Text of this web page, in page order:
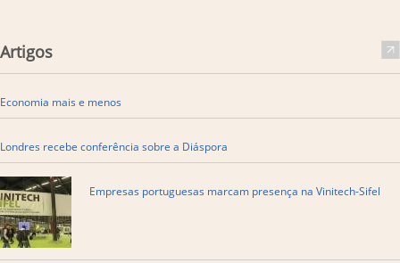
Artigos
Economia mais e menos
Londres recebe conferência sobre a Diáspora
Empresas portuguesas marcam presença na Vinitech-Sifel